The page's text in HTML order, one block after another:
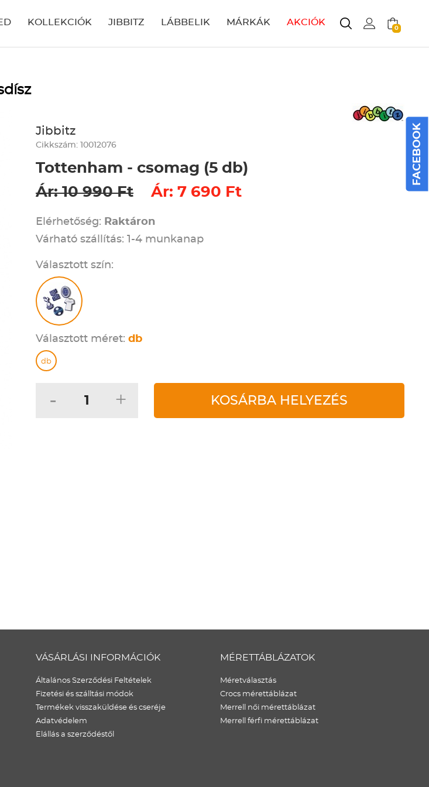
KOLLEKCIÓK JIBBITZ LÁBBELIK MÁRKÁK AKCIÓK
0
Jibbitz
Cikkszám: 10012076
Tottenham - csomag (5 db)
Ár: 10 990 Ft
Ár: 7 690 Ft
Elérhetőség: Raktáron
Várható szállítás: 1-4 munkanap
Választott szín:
Választott méret: db
db
- + KOSÁRBA HELYEZÉS
VÁSÁRLÁSI INFORMÁCIÓK
Általános Szerződési Feltételek
Fizetési és szálltási módok
Termékek visszaküldése és cseréje
Adatvédelem
Elállás a szerződéstől
MÉRETTÁBLÁZATOK
Méretválasztás
Crocs mérettáblázat
Merrell női mérettáblázat
Merrell férfi mérettáblázat
FACEBOOK